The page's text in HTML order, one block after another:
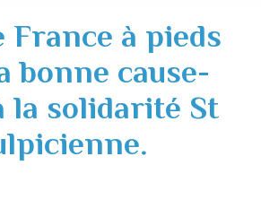
France à pieds
bonne cause-
la solidarité St